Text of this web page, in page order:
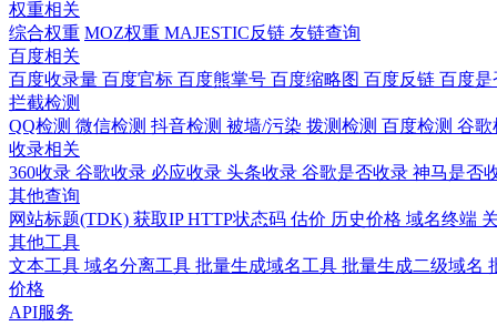
权重相关
综合权重 MOZ权重 MAJESTIC反链 友链查询
百度相关
百度收录量 百度官标 百度熊掌号 百度缩略图 百度反链 百度
拦截检测
QQ检测 微信检测 抖音检测 被墙/污染 拨测检测 百度检测 谷
收录相关
360收录 谷歌收录 必应收录 头条收录 谷歌是否收录 神马是否
其他查询
网站标题(TDK) 获取IPHTTP状态码 估价 历史价格 域名终端
其他工具
文本工具 域名分离工具 批量生成域名工具 批量生成二级域名
价格
API服务